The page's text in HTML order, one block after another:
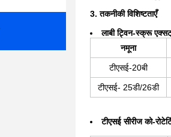
3. तकनीकी विशिष्टताएँ
लाबी ट्विन-स्क्रू
नमूना
टीएसई-20बी
टीएसई- 25डी/26डी
टीएसई सीरीज को-